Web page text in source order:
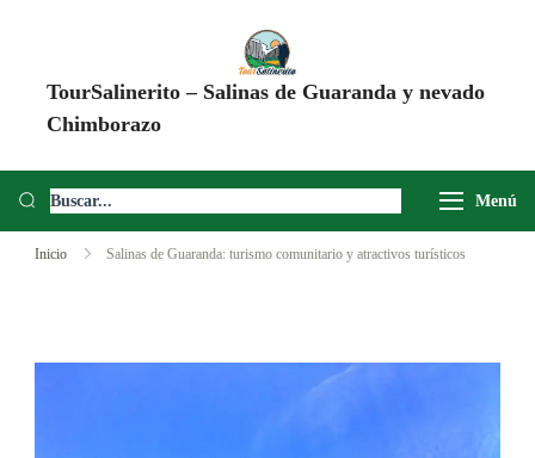
TourSalinerito – Salinas de Guaranda y nevado
Chimborazo
Chimborazo, Minas de Sal, Quesera El Salinerito, Chocolates El
Menú
Inicio Salinas de Guaranda: turismo comunitario y atractivos turísticos